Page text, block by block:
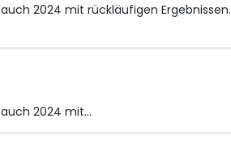
2024 mit rückläufigen Ergebnissen.
auch 2024 mit…